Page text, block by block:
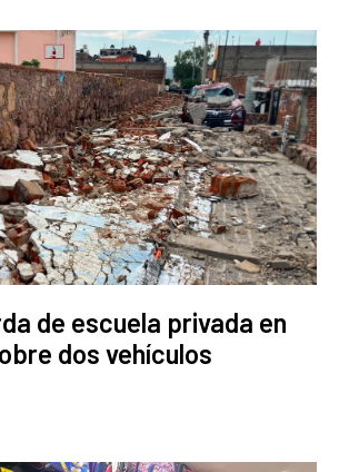
de escuela privada en
dos vehículos